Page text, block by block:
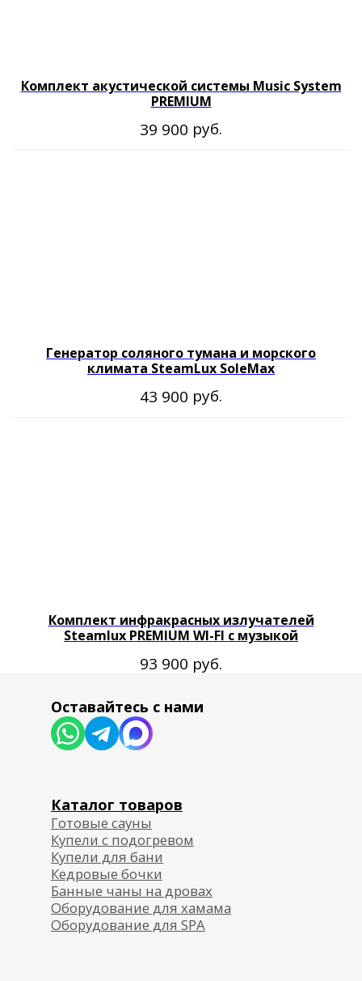
Комплект акустической системы Music System
PREMIUM
39 900 руб.
Генератор соляного тумана и морского
климата SteamLux SoleMax
43 900 руб.
Комплект инфракрасных излучателей
Steamlux PREMIUM WI-FI с музыкой
93 900 руб.